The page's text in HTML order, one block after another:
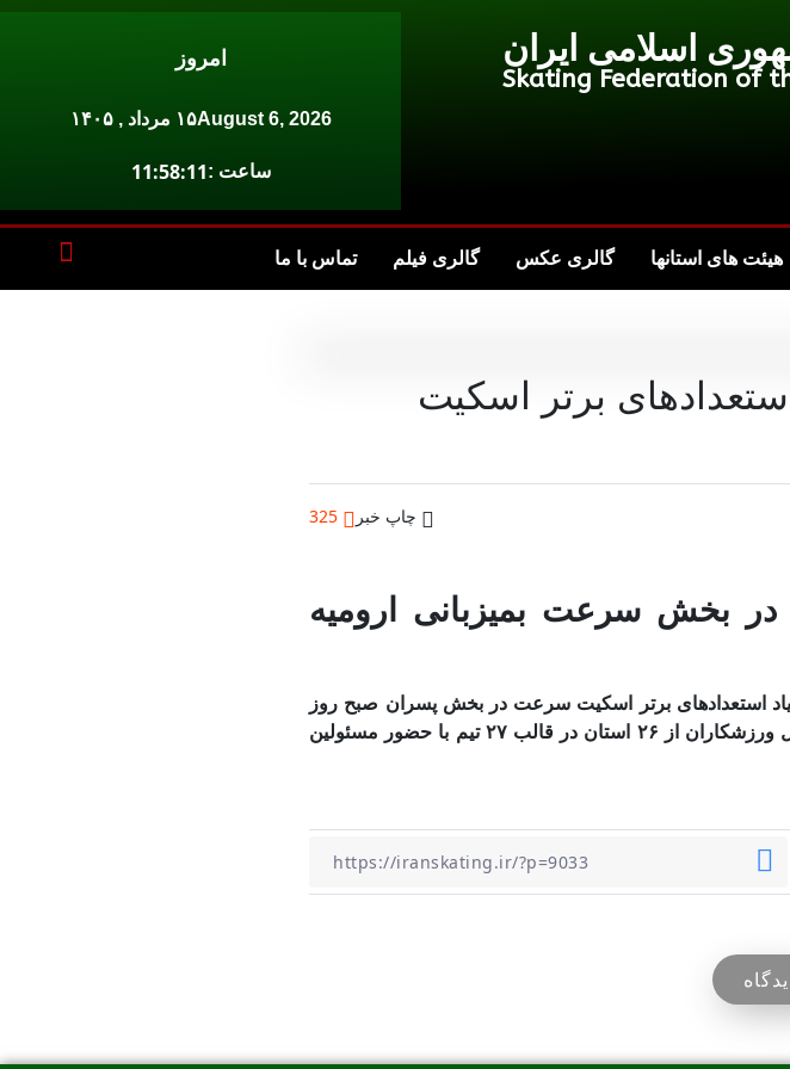
اسلامی ایران
Skating Federation of
امروز
August 6, 2026۱۵ مرداد , ۱۴۰۵
ساعت :11:58:11
هیئت های استانها گالری عکس گالری فیلم تماس با ما
برتر اسکیت
چاپ خبر 325
در بخش سرعت بمیزبانی ارومیه
استعدادهای برتر اسکیت سرعت در بخش پسران صبح روز
شنبه ۲ شهریور ماه بمیزبانی استان آذربایجان غربی با حضور فعال ورزشکاران از ۲۶ استان در قالب ۲۷ تیم با حضور مسئولین